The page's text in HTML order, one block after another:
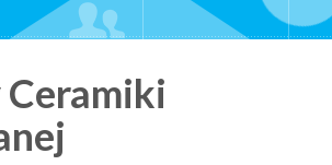
Ceramiki